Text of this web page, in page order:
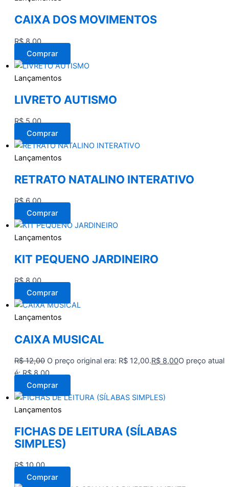
CAIXA DOS MOVIMENTOS
R$8,00
Comprar
Lançamentos
LIVRETO AUTISMO
R$5,00
Comprar
Lançamentos
RETRATO NATALINO INTERATIVO
R$6,00
Comprar
Lançamentos
KIT PEQUENO JARDINEIRO
R$8,00
Comprar
Lançamentos
CAIXA MUSICAL
R$12,00 O preço original era: R$ 12,00.R$ 8,00O preço atual
é: R$ 8,00.
Comprar
Lançamentos
FICHAS DE LEITURA (SÍLABAS
SIMPLES)
R$10,00
Comprar